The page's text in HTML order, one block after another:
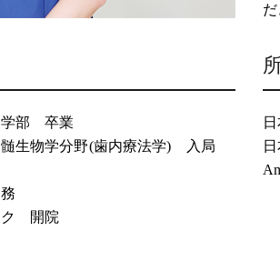
だ
部 卒業
生物学分野(歯内療法学) 入局
ク 開院